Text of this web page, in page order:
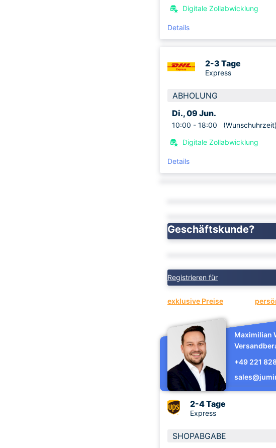
Digitale Zollabwicklung
Details
2-3 Tage
Express
ABHOLUNG
Di., 09 Jun.
10:00 - 18:00 (Wunschuhrzeit)
Digitale Zollabwicklung
Details
Geschäftskunde?
Registrieren für
exklusive Preise
Maximilian
+49 221
2-4 Tage
Express
SHOPABGABE